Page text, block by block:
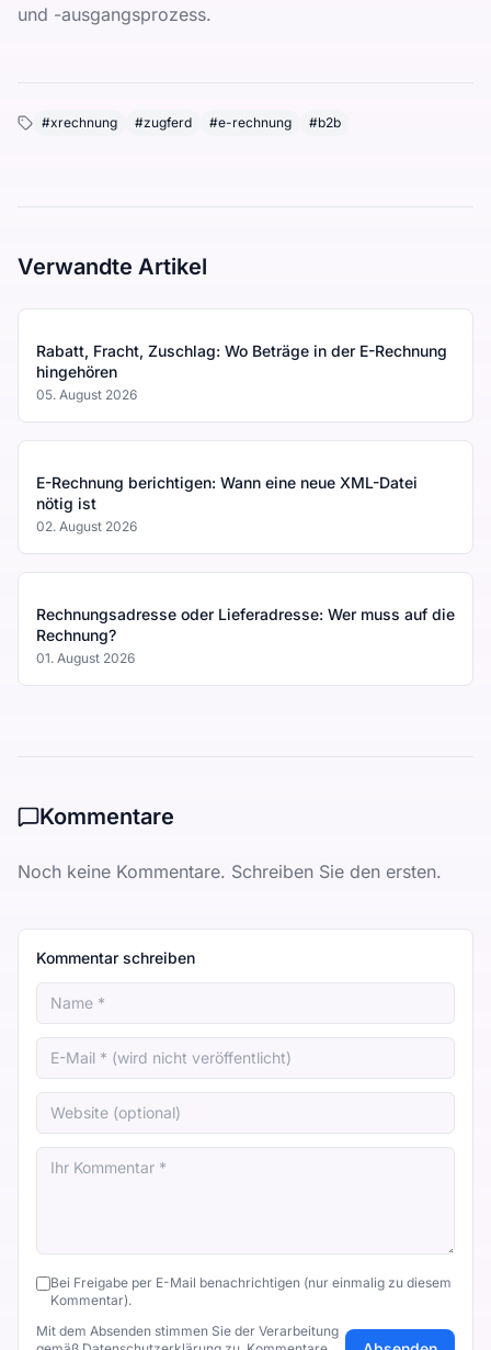
und -ausgangsprozess.
#xrechnung #zugferd #e-rechnung #b2b
Verwandte Artikel
Rabatt, Fracht, Zuschlag: Wo Beträge in der E-Rechnung
hingehören
05. August 2026
E-Rechnung berichtigen: Wann eine neue XML-Datei
nötig ist
02. August 2026
Rechnungsadresse oder Lieferadresse: Wer muss auf die
Rechnung?
01. August 2026
Kommentare
Noch keine Kommentare. Schreiben Sie den ersten.
Kommentar schreiben
Bei Freigabe per E-Mail benachrichtigen (nur einmalig zu diesem
Kommentar).
Mit dem Absenden stimmen Sie der Verarbeitung